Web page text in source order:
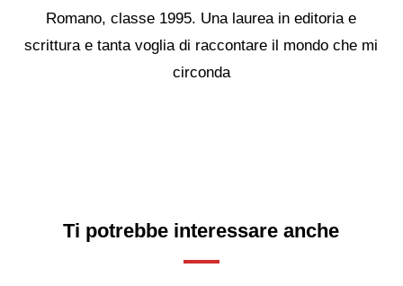
Romano, classe 1995. Una laurea in editoria e
scrittura e tanta voglia di raccontare il mondo che mi
circonda
Ti potrebbe interessare anche